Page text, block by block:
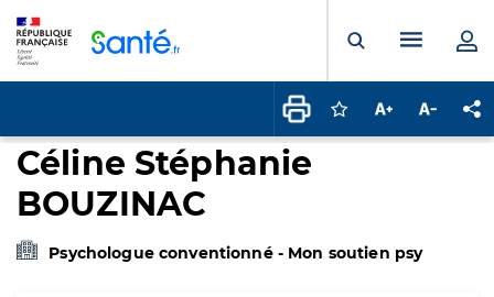
Ouvrir laMenu
Connectez-vous
Augmenter la
Céline Stéphanie
BOUZINAC
Psychologue conventionné - Mon soutien psy